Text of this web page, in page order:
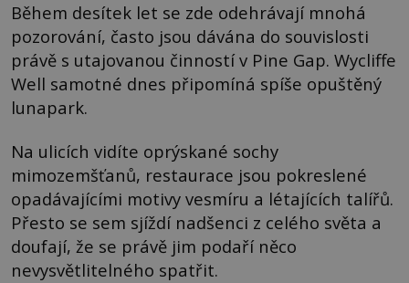
Během desítek let se zde odehrávají mnohá
pozorování, často jsou dávána do souvislosti
právě s utajovanou činností v Pine Gap. Wycliffe
Well samotné dnes připomíná spíše opuštěný
lunapark.
Na ulicích vidíte oprýskané sochy
mimozemšťanů, restaurace jsou pokreslené
opadávajícími motivy vesmíru a létajících talířů.
Přesto se sem sjíždí nadšenci z celého světa a
doufají, že se právě jim podaří něco
nevysvětlitelného spatřit.